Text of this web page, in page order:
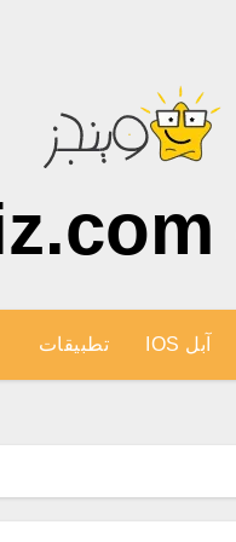
آبل IOS تطبيقات